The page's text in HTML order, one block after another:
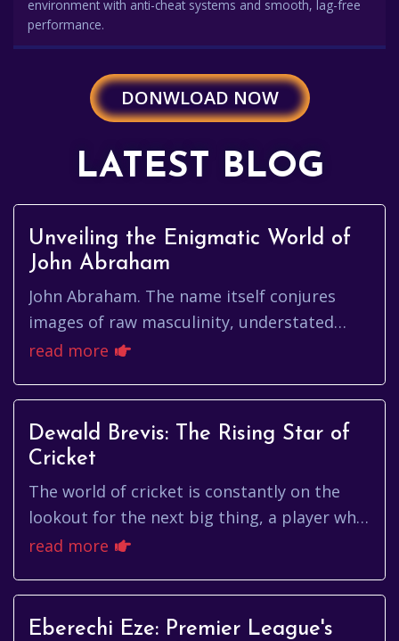
environment with anti-cheat systems and smooth, lag-free
performance.
DONWLOAD NOW
LATEST BLOG
Unveiling the Enigmatic World of
John Abraham
John Abraham. The name itself conjures
images of raw masculinity, understated
charm, and a career that’s defied easy
read more
Dewald Brevis: The Rising Star of
Cricket
The world of cricket is constantly on the
lookout for the next big thing, a player who
can redefine the game and capture the
read more
Eberechi Eze: Premier League's